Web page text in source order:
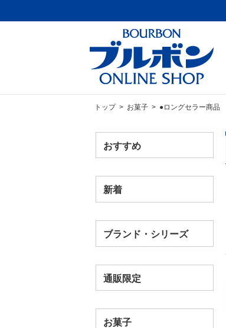
トップ> お菓子> ●ロングセラー商品
おすすめ
新着
ブランド・シリーズ
通販限定
お菓子